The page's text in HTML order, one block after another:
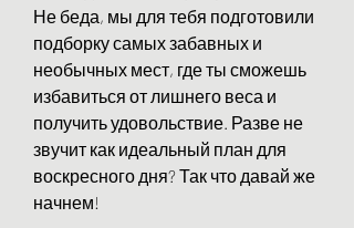
Не беда, мы для тебя подготовили
подборку самых забавных и
необычных мест, где ты сможешь
избавиться от лишнего веса и
получить удовольствие. Разве не
звучит как идеальный план для
воскресного дня? Так что давай же
начнем!